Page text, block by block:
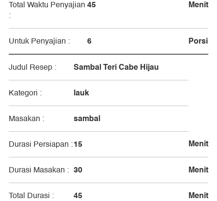
Total Waktu Penyajian
:
45 Menit
Untuk Penyajian : 6 Porsi
Judul Resep : Sambal Teri Cabe Hijau
Kategori : lauk
Masakan : sambal
Durasi Persiapan :15 Menit
Durasi Masakan : 30 Menit
Total Durasi : 45 Menit